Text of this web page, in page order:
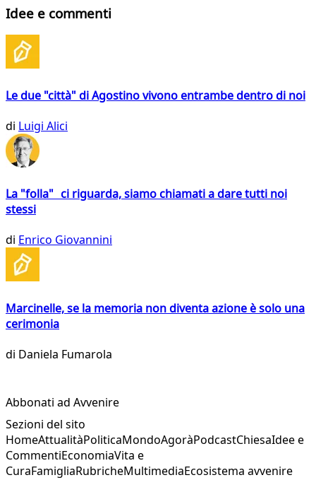
Idee e commenti
Le due "città" di Agostino vivono entrambe dentro di noi
di Luigi Alici
La "folla" ci riguarda, siamo chiamati a dare tutti noi
stessi
di Enrico Giovannini
Marcinelle, se la memoria non diventa azione è solo una
cerimonia
di Daniela Fumarola
Abbonati ad Avvenire
Sezioni del sito
HomeAttualitàPoliticaMondoAgoràPodcastChiesaIdee e
CommentiEconomiaVita e
CuraFamigliaRubricheMultimediaEcosistema avvenire